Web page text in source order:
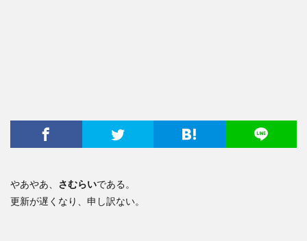
やあやあ、 さむらいである。
更新が遅くなり、申し訳ない。